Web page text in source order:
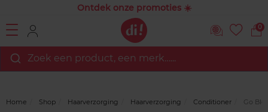
Ontdek onze promoties ☀️
0
Zoek een product, een merk…...
Home Shop Haarverzorging Haarverzorging Conditioner Go